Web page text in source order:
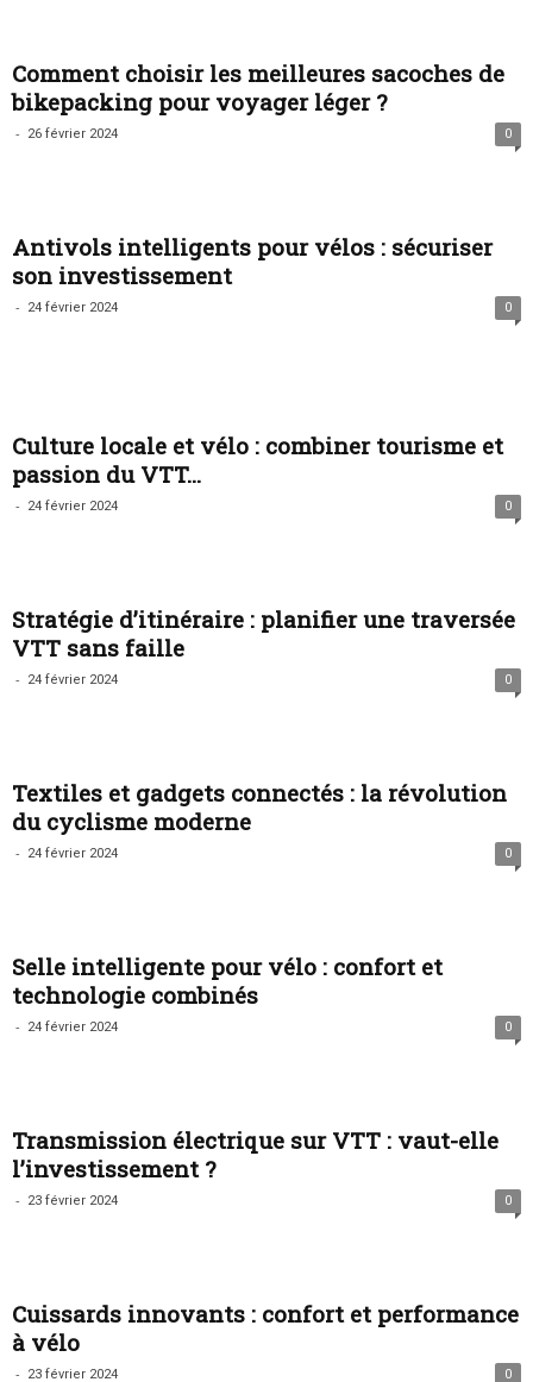
Comment choisir les meilleures sacoches de
bikepacking pour voyager léger ?
- 26 février 2024 0
Antivols intelligents pour vélos : sécuriser
son investissement
- 24 février 2024 0
Culture locale et vélo : combiner tourisme et
passion du VTT...
- 24 février 2024 0
Stratégie d’itinéraire : planifier une traversée
VTT sans faille
- 24 février 2024 0
Textiles et gadgets connectés : la révolution
du cyclisme moderne
- 24 février 2024 0
Selle intelligente pour vélo : confort et
technologie combinés
- 24 février 2024 0
Transmission électrique sur VTT : vaut-elle
l’investissement ?
- 23 février 2024 0
Cuissards innovants : confort et performance
à vélo
- 23 février 2024 0